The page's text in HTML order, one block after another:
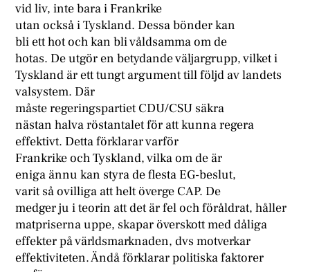
vid liv, inte bara i Frankrike
utan också i Tyskland. Dessa bönder kan
bli ett hot och kan bli våldsamma om de
hotas. De utgör en betydande väljargrupp, vilket i
Tyskland är ett tungt argument till följd av landets
valsystem. Där
måste regeringspartiet CDU/CSU säkra
nästan halva röstantalet för att kunna regera
effektivt. Detta förklarar varför
Frankrike och Tyskland, vilka om de är
eniga ännu kan styra de flesta EG-beslut,
varit så ovilliga att helt överge CAP. De
medger ju i teorin att det är fel och föråldrat, håller
matpriserna uppe, skapar överskott med dåliga
effekter på världsmarknaden, dvs motverkar
effektiviteten. Ändå förklarar politiska faktorer